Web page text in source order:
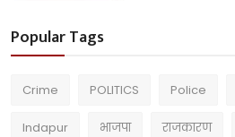
Popular Tags
Crime POLITICS Police
Indapur भाजपा राजकारण